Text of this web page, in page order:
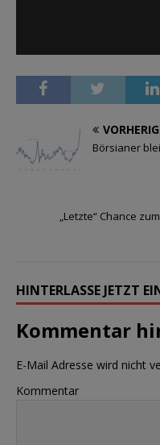
Börsianer
„Letzte“ Chance
HINTERLASSE JETZT
Kommentar
E-Mail Adresse wird nicht
Kommentar